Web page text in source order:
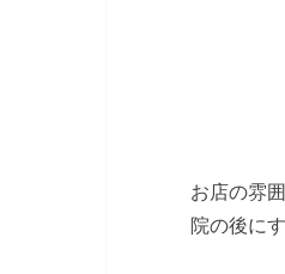
お店の雰
院の後に